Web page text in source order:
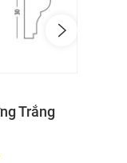
Trắng